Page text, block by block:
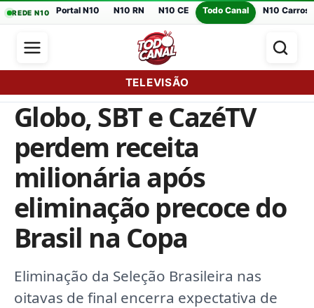
REDE N10 Portal N10 N10 RN N10 CE Todo Canal N10 Carros
TELEVISÃO
Globo, SBT e CazéTV
perdem receita
milionária após
eliminação precoce do
Brasil na Copa
Eliminação da Seleção Brasileira nas
oitavas de final encerra expectativa de